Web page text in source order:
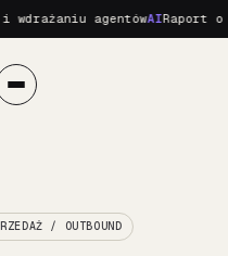
agentówAIRaport o
/ OUTBOUND